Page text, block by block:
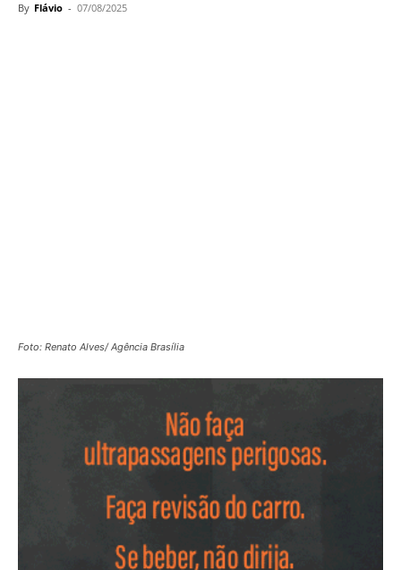
By Flávio - 07/08/2025
Foto: Renato Alves/ Agência Brasília